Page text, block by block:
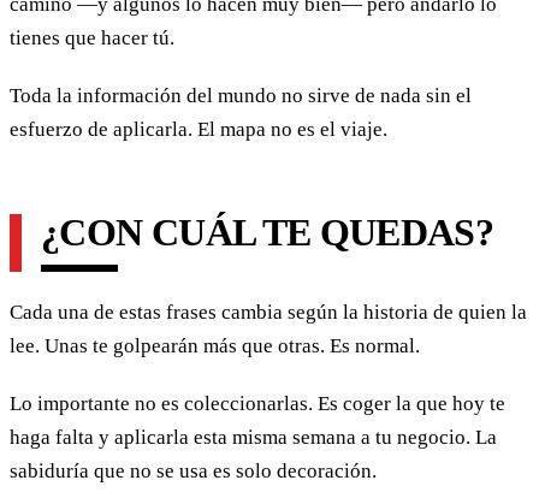
tienes que hacer tú.
Toda la información del mundo no sirve de nada sin el
esfuerzo de aplicarla. El mapa no es el viaje.
¿CON CUÁL TE QUEDAS?
Cada una de estas frases cambia según la historia de quien la
lee. Unas te golpearán más que otras. Es normal.
Lo importante no es coleccionarlas. Es coger la que hoy te
haga falta y aplicarla esta misma semana a tu negocio. La
sabiduría que no se usa es solo decoración.